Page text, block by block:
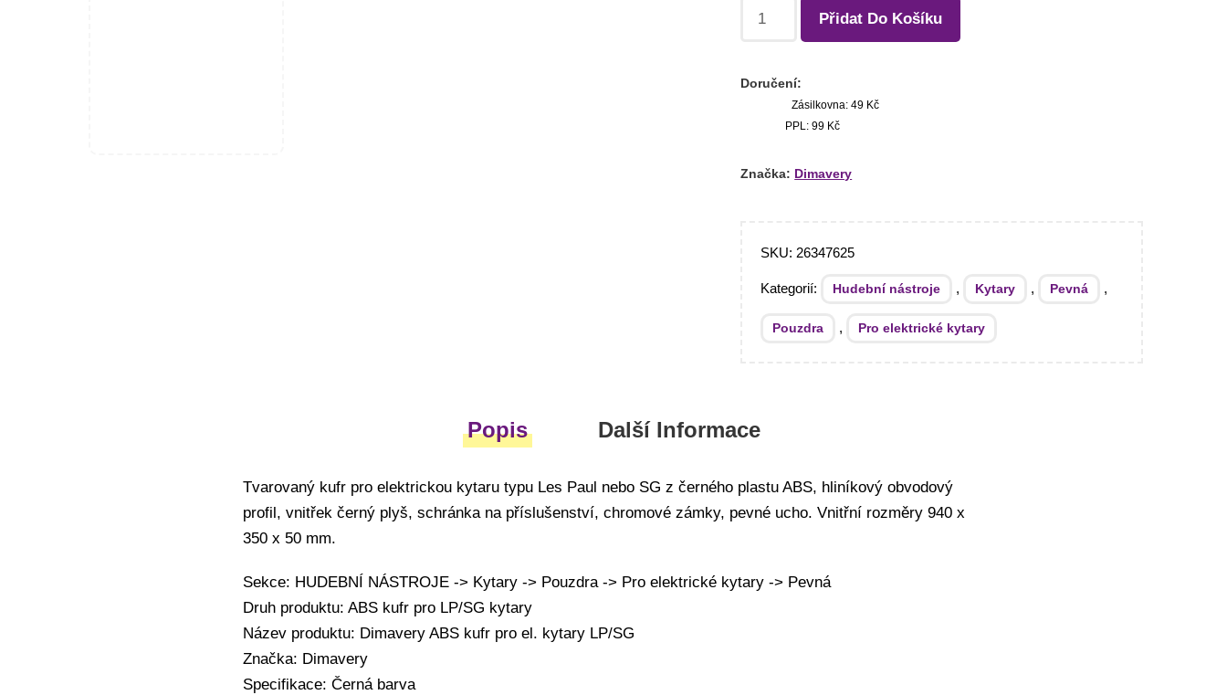
Přidat Do Košíku
Doručení:
Zásilkovna: 49 Kč
PPL: 99 Kč
Značka: Dimavery
SKU: 26347625
Kategorií: Hudební nástroje , Kytary , Pevná ,
Pouzdra , Pro elektrické kytary
Popis Další Informace
Tvarovaný kufr pro elektrickou kytaru typu Les Paul nebo SG z černého plastu ABS, hliníkový obvodový
profil, vnitřek černý plyš, schránka na příslušenství, chromové zámky, pevné ucho. Vnitřní rozměry 940 x
350 x 50 mm.
Sekce: HUDEBNÍ NÁSTROJE -> Kytary -> Pouzdra -> Pro elektrické kytary -> Pevná
Druh produktu: ABS kufr pro LP/SG kytary
Název produktu: Dimavery ABS kufr pro el. kytary LP/SG
Značka: Dimavery
Specifikace: Černá barva